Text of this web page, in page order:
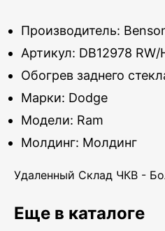
Производитель:
Артикул: DB12978 RW/
Обогрев заднего
Марки: Dodge
Модели: Ram
Молдинг: Молдинг
Удаленный Склад ЧКВ -
Еще в каталоге